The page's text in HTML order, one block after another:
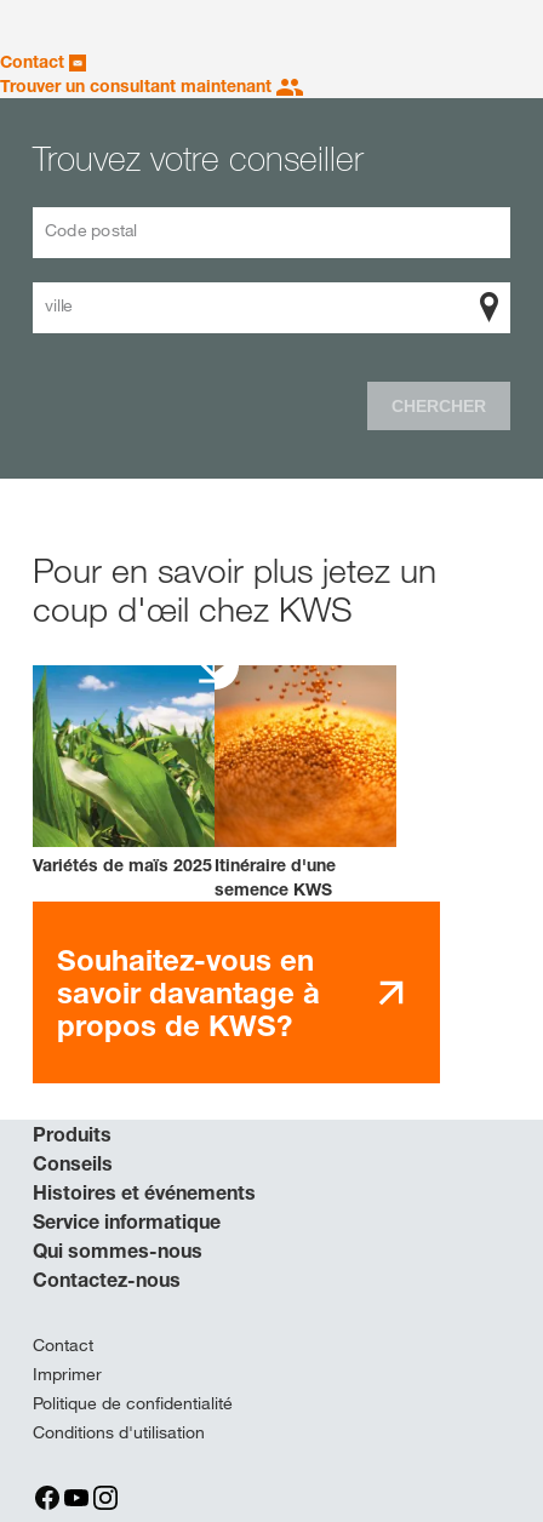
Contact
Trouver un consultant maintenant
Trouvez votre conseiller
Code postal
ville
CHERCHER
Pour en savoir plus jetez un
coup d'œil chez KWS
Variétés de maïs 2025Itinéraire d'une
semence KWS
Souhaitez-vous en
savoir davantage à
propos de KWS?
Produits
Conseils
Histoires et événements
Service informatique
Qui sommes-nous
Contactez-nous
Contact
Imprimer
Politique de confidentialité
Conditions d'utilisation